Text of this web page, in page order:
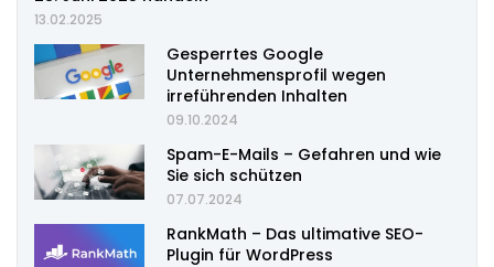
13.02.2025
Gesperrtes Google
Unternehmensprofil wegen
irreführenden Inhalten
09.10.2024
Spam-E-Mails – Gefahren und wie
Sie sich schützen
07.07.2024
RankMath – Das ultimative SEO-
Plugin für WordPress